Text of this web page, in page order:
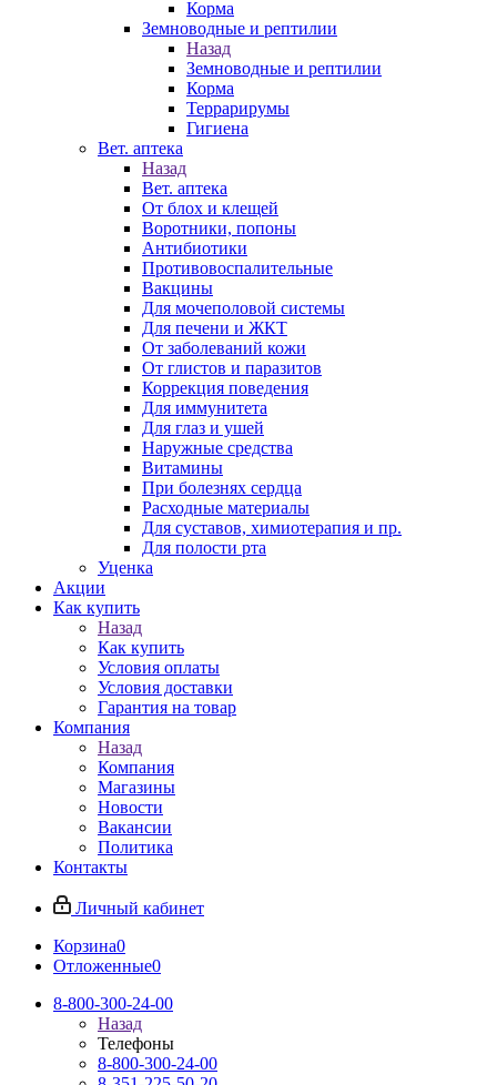
Корма
Земноводные и рептилии
Назад
Земноводные и рептилии
Корма
Террарирумы
Гигиена
Вет. аптека
Назад
Вет. аптека
От блох и клещей
Воротники, попоны
Антибиотики
Противовоспалительные
Вакцины
Для мочеполовой системы
Для печени и ЖКТ
От заболеваний кожи
От глистов и паразитов
Коррекция поведения
Для иммунитета
Для глаз и ушей
Наружные средства
Витамины
При болезнях сердца
Расходные материалы
Для суставов, химиотерапия и пр.
Для полости рта
Уценка
Акции
Как купить
Назад
Как купить
Условия оплаты
Условия доставки
Гарантия на товар
Компания
Назад
Компания
Магазины
Новости
Вакансии
Политика
Контакты
Личный кабинет
Корзина0
Отложенные0
8-800-300-24-00
Назад
Телефоны
8-800-300-24-00